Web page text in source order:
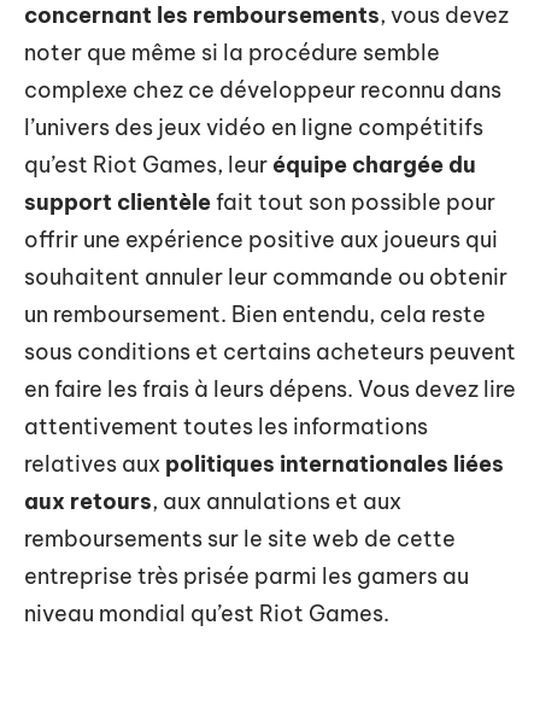
concernant les remboursements, vous devez
noter que même si la procédure semble
complexe chez ce développeur reconnu dans
l’univers des jeux vidéo en ligne compétitifs
qu’est Riot Games, leur équipe chargée du
support clientèlefait tout son possible pour
offrir une expérience positive aux joueurs qui
souhaitent annuler leur commande ou obtenir
un remboursement. Bien entendu, cela reste
sous conditions et certains acheteurs peuvent
en faire les frais à leurs dépens. Vous devez lire
attentivement toutes les informations
relatives aux politiques internationales liées
aux retours, aux annulations et aux
remboursements sur le site web de cette
entreprise très prisée parmi les gamers au
niveau mondial qu’est Riot Games.